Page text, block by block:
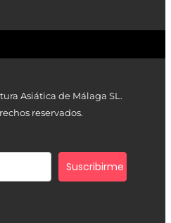
Asiática de Málaga SL.
reservados.
Suscribirme